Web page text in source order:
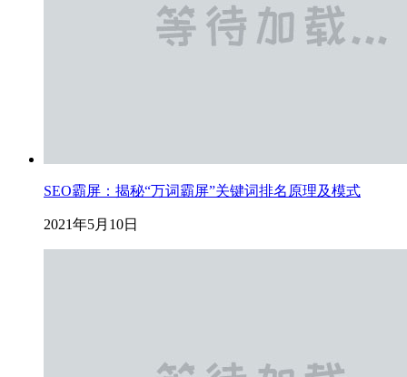
SEO霸屏：揭秘“万词霸屏”关键词排名原理及模式
2021年5月10日